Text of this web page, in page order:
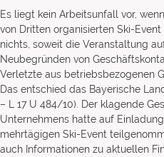
Es liegt kein Arbeitsunfall vor,
von Dritten organisierten Ski-
nichts, soweit die Veranstaltung
Neubegründen von
Verletzte aus betriebsbezogenen
Das entschied das Bayerische
– L 17 U 484/10). Der klagende
Unternehmens hatte auf
mehrtägigen Ski-Event
auch Informationen zu aktuellen